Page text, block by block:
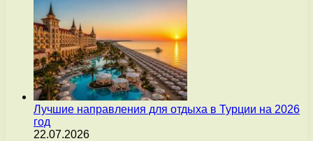
Лучшие направления для отдыха в Турции на 2026
год
22.07.2026